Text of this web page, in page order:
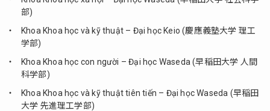
Đại
học
công
lập xếp
khoa
部)
Khoa Khoa học và kỹ thuật – Đại học Keio (慶應義塾大学 理工
学部)
Khoa Khoa học con người – Đại học Waseda (早稲田大学 人間
科学部)
Khoa Khoa học và kỹ thuật tiên tiến – Đại học Waseda (早稲田
大学 先進理工学部)